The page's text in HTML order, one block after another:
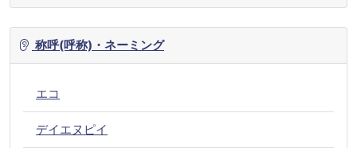
称呼(呼称)・ネーミング
エコ
デイエヌピイ